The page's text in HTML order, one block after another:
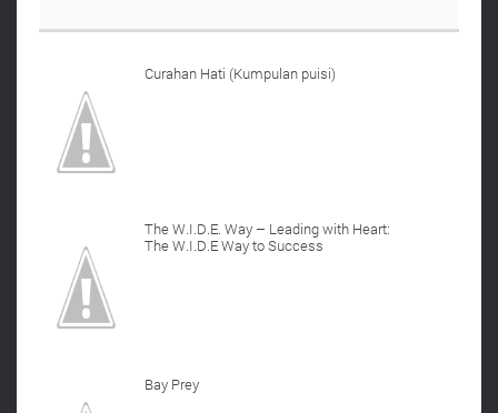
Curahan Hati (Kumpulan puisi)
The W.I.D.E. Way – Leading with Heart:
The W.I.D.E Way to Success
Bay Prey